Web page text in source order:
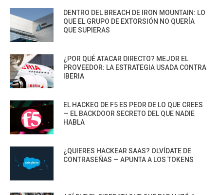
DENTRO DEL BREACH DE IRON MOUNTAIN: LO
QUE EL GRUPO DE EXTORSIÓN NO QUERÍA
QUE SUPIERAS
¿POR QUÉ ATACAR DIRECTO? MEJOR EL
PROVEEDOR: LA ESTRATEGIA USADA CONTRA
IBERIA
EL HACKEO DE F5 ES PEOR DE LO QUE CREES
— EL BACKDOOR SECRETO DEL QUE NADIE
HABLA
¿QUIERES HACKEAR SAAS? OLVÍDATE DE
CONTRASEÑAS — APUNTA A LOS TOKENS